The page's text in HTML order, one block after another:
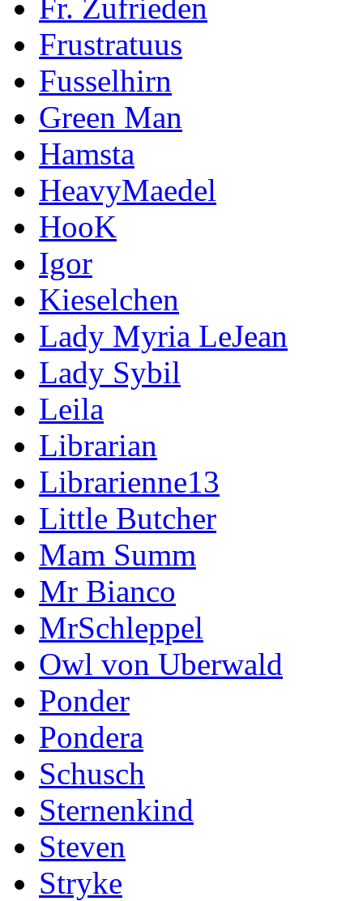
Fr. Zufrieden
Frustratuus
Fusselhirn
Green Man
Hamsta
HeavyMaedel
HooK
Igor
Kieselchen
Lady Myria LeJean
Lady Sybil
Leila
Librarian
Librarienne13
Little Butcher
Mam Summ
Mr Bianco
MrSchleppel
Owl von Uberwald
Ponder
Pondera
Schusch
Sternenkind
Steven
Stryke